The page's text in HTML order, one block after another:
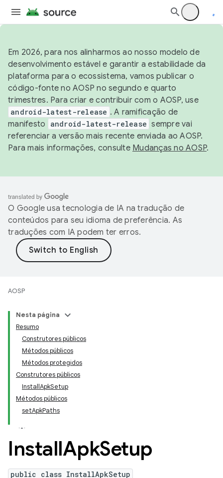
Em 2026, para nos alinharmos ao nosso modelo de
desenvolvimento estável e garantir a estabilidade da
plataforma para o ecossistema, vamos publicar o
código-fonte no AOSP no segundo e quarto
trimestres. Para criar e contribuir com o AOSP, use
android-latest-release . A ramificação de
manifesto
android-latest-release sempre vai
referenciar a versão mais recente enviada ao AOSP.
Para mais informações, consulte Mudanças no AOSP.
O Google usa tecnologia de IA na tradução de
conteúdos para seu idioma de preferência. As
traduções com IA podem ter erros.
AOSP
Nesta página
Resumo
Construtores públicos
Métodos públicos
Métodos protegidos
Construtores públicos
InstallApkSetup
Métodos públicos
setApkPaths
InstallApkSetup
public class InstallApkSetup